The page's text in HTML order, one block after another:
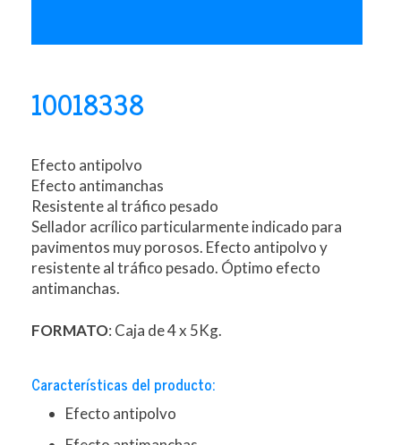
10018338
Efecto antipolvo
Efecto antimanchas
Resistente al tráfico pesado
Sellador acrílico particularmente indicado para
pavimentos muy porosos. Efecto antipolvo y
resistente al tráfico pesado. Óptimo efecto
antimanchas.
FORMATO: Caja de 4 x 5Kg.
Características del producto:
Efecto antipolvo